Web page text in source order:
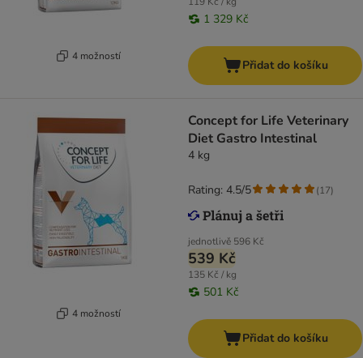
4 možností
1 329 Kč
Přidat do košíku
4 možností
Concept for Life Veterinary
Diet Gastro Intestinal
4 kg
jednotlivě 596 Kč
539 Kč
135 Kč / kg
501 Kč
Rating: 4.5/5 (17)
Přidat do košíku